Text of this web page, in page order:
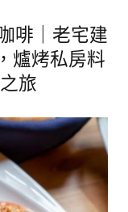
啡｜老宅建
爐烤私房料
旅